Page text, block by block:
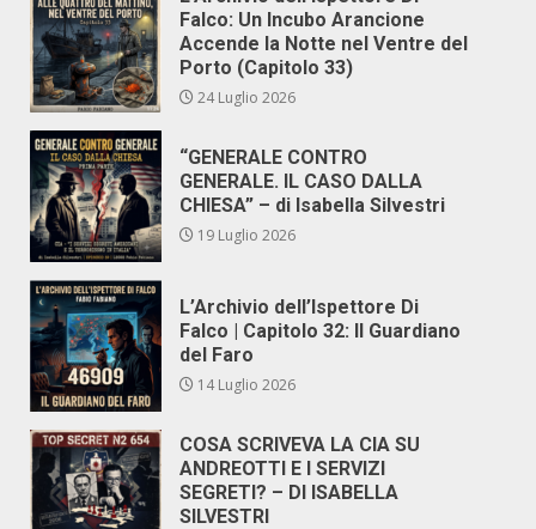
Falco: Un Incubo Arancione
Accende la Notte nel Ventre del
Porto (Capitolo 33)
24 Luglio 2026
“GENERALE CONTRO
GENERALE. IL CASO DALLA
CHIESA” – di Isabella Silvestri
19 Luglio 2026
L’Archivio dell’Ispettore Di
Falco | Capitolo 32: Il Guardiano
del Faro
14 Luglio 2026
COSA SCRIVEVA LA CIA SU
ANDREOTTI E I SERVIZI
SEGRETI? – DI ISABELLA
SILVESTRI